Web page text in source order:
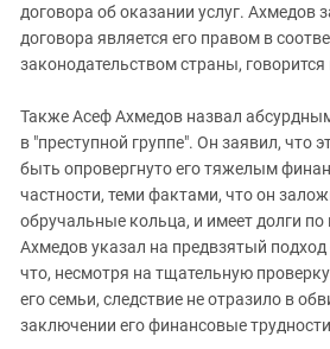
договора об оказании услуг. Ахмедов
договора является его правом в
законодательством страны,
Также Асеф Ахмедов назвал
в "преступной группе". Он заявил, что
быть опровергнуто его тяжелым
частности, теми фактами, что он
обручальные кольца, и имеет долги по
Ахмедов указал на предвзятый подход
что, несмотря на тщательную
его семьи, следствие не отразило в
заключении его финансовые